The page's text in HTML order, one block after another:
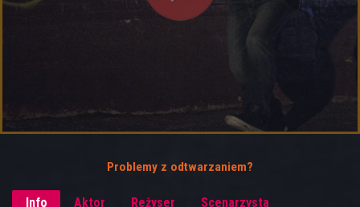
Problemy z odtwarzaniem?
Info Aktor Reżyser Scenarzysta